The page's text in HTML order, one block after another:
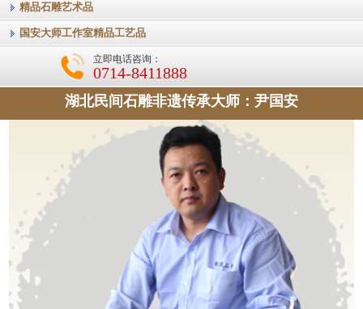
精品石雕艺术品
国安大师工作室精品工艺品
立即电话咨询：
0714-8411888
湖北民间石雕非遗传承大师：尹国安